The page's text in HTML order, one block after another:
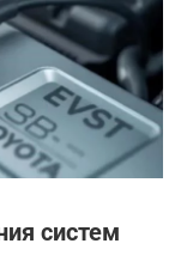
систем